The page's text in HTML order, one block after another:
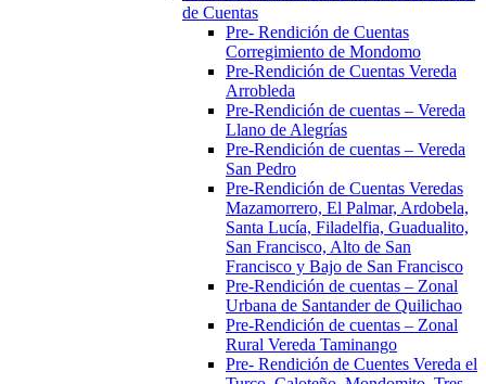
de Cuentas
Pre- Rendición de Cuentas
Corregimiento de Mondomo
Pre-Rendición de Cuentas Vereda
Arrobleda
Pre-Rendición de cuentas – Vereda
Llano de Alegrías
Pre-Rendición de cuentas – Vereda
San Pedro
Pre-Rendición de Cuentas Veredas
Mazamorrero, El Palmar, Ardobela,
Santa Lucía, Filadelfia, Guadualito,
San Francisco, Alto de San
Francisco y Bajo de San Francisco
Pre-Rendición de cuentas – Zonal
Urbana de Santander de Quilichao
Pre-Rendición de cuentas – Zonal
Rural Vereda Taminango
Pre- Rendición de Cuentes Vereda el